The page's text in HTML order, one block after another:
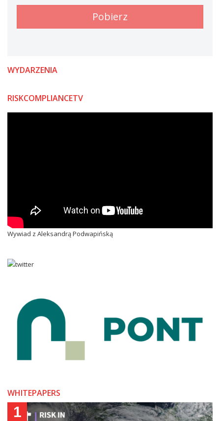
WYDARZENIA
RISKCOMPLIANCETV
Wywiad z Aleksandrą Podwapińską
WHITEPAPERS
1